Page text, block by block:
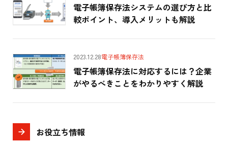
電子帳簿保存法システムの選び方と比
較ポイント、導入メリットも解説
電子帳簿保存法に対応するには？企業
がやるべきことをわかりやすく解説
2023.12.28電子帳簿保存法
お役立ち情報